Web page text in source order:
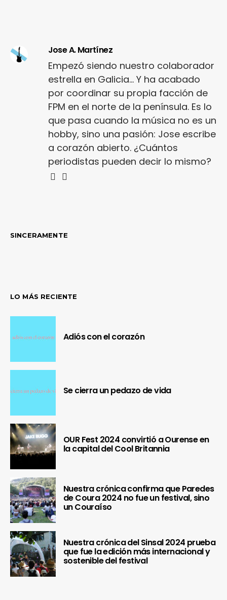
Jose A. Martínez
Empezó siendo nuestro colaborador
estrella en Galicia... Y ha acabado
por coordinar su propia facción de
FPM en el norte de la península. Es lo
que pasa cuando la música no es un
hobby, sino una pasión: Jose escribe
a corazón abierto. ¿Cuántos
periodistas pueden decir lo mismo?
SINCERAMENTE
LO MÁS RECIENTE
Adiós con el corazón
Se cierra un pedazo de vida
OUR Fest 2024 convirtió a Ourense en
la capital del Cool Britannia
Nuestra crónica confirma que Paredes
de Coura 2024 no fue un festival, sino
un Couraíso
Nuestra crónica del Sinsal 2024 prueba
que fue la edición más internacional y
sostenible del festival